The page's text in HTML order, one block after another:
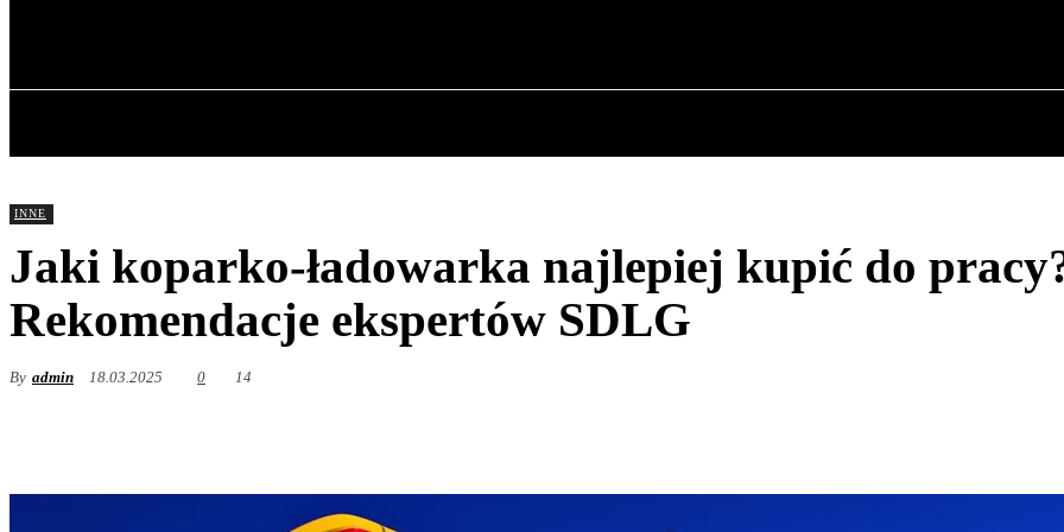
INNE
Jaki koparko-ładowarka najlepiej kupić do
Rekomendacje ekspertów SDLG
By admin 18.03.2025 0 14